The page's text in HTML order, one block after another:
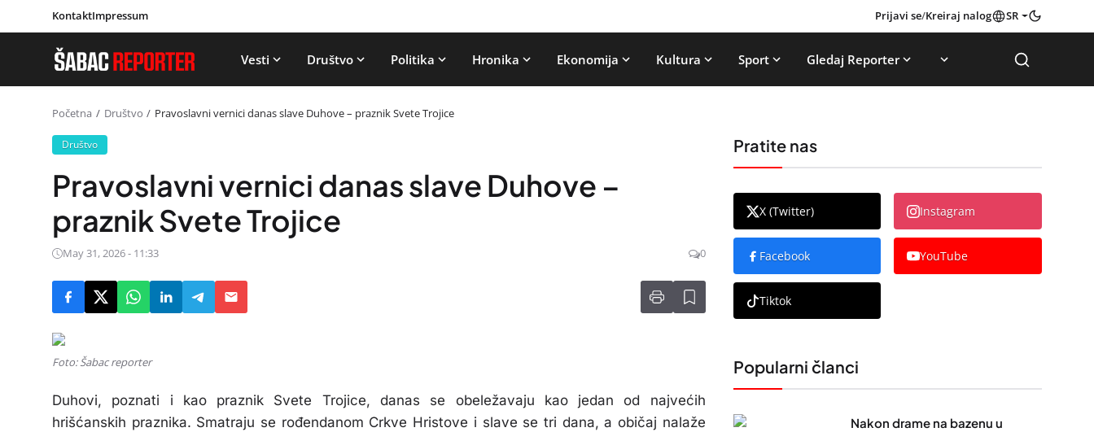
KontaktImpressum Prijavi se/Kreiraj nalog SR
Vesti Društvo Politika Hronika Ekonomija Kultura Sport Gledaj Reporter
Početna Društvo Pravoslavni vernici danas slave Duhove – praznik Svete Trojice
Društvo
Pravoslavni vernici danas slave Duhove –
praznik Svete Trojice
May 31, 2026 - 11:33 0
Foto: Šabac reporter
Duhovi, poznati i kao praznik Svete Trojice, danas se obeležavaju kao jedan od najvećih
hrišćanskih praznika. Smatraju se rođendanom Crkve Hristove i slave se tri dana, a običaj nalaže
Pratite nas
X (Twitter) Instagram
Facebook YouTube
Tiktok
Popularni članci
Nakon drame na bazenu u